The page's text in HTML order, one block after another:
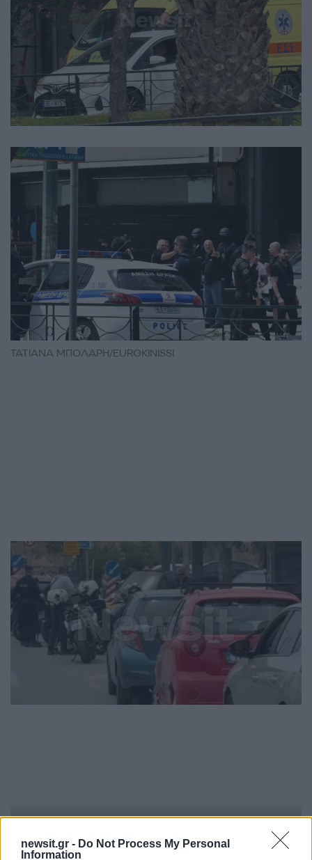
newsit.gr - Do Not Process My Personal
Information
ΤΑΤΙΑΝΑ ΜΠΟΛΑΡΗ/EUROKINISSΙ